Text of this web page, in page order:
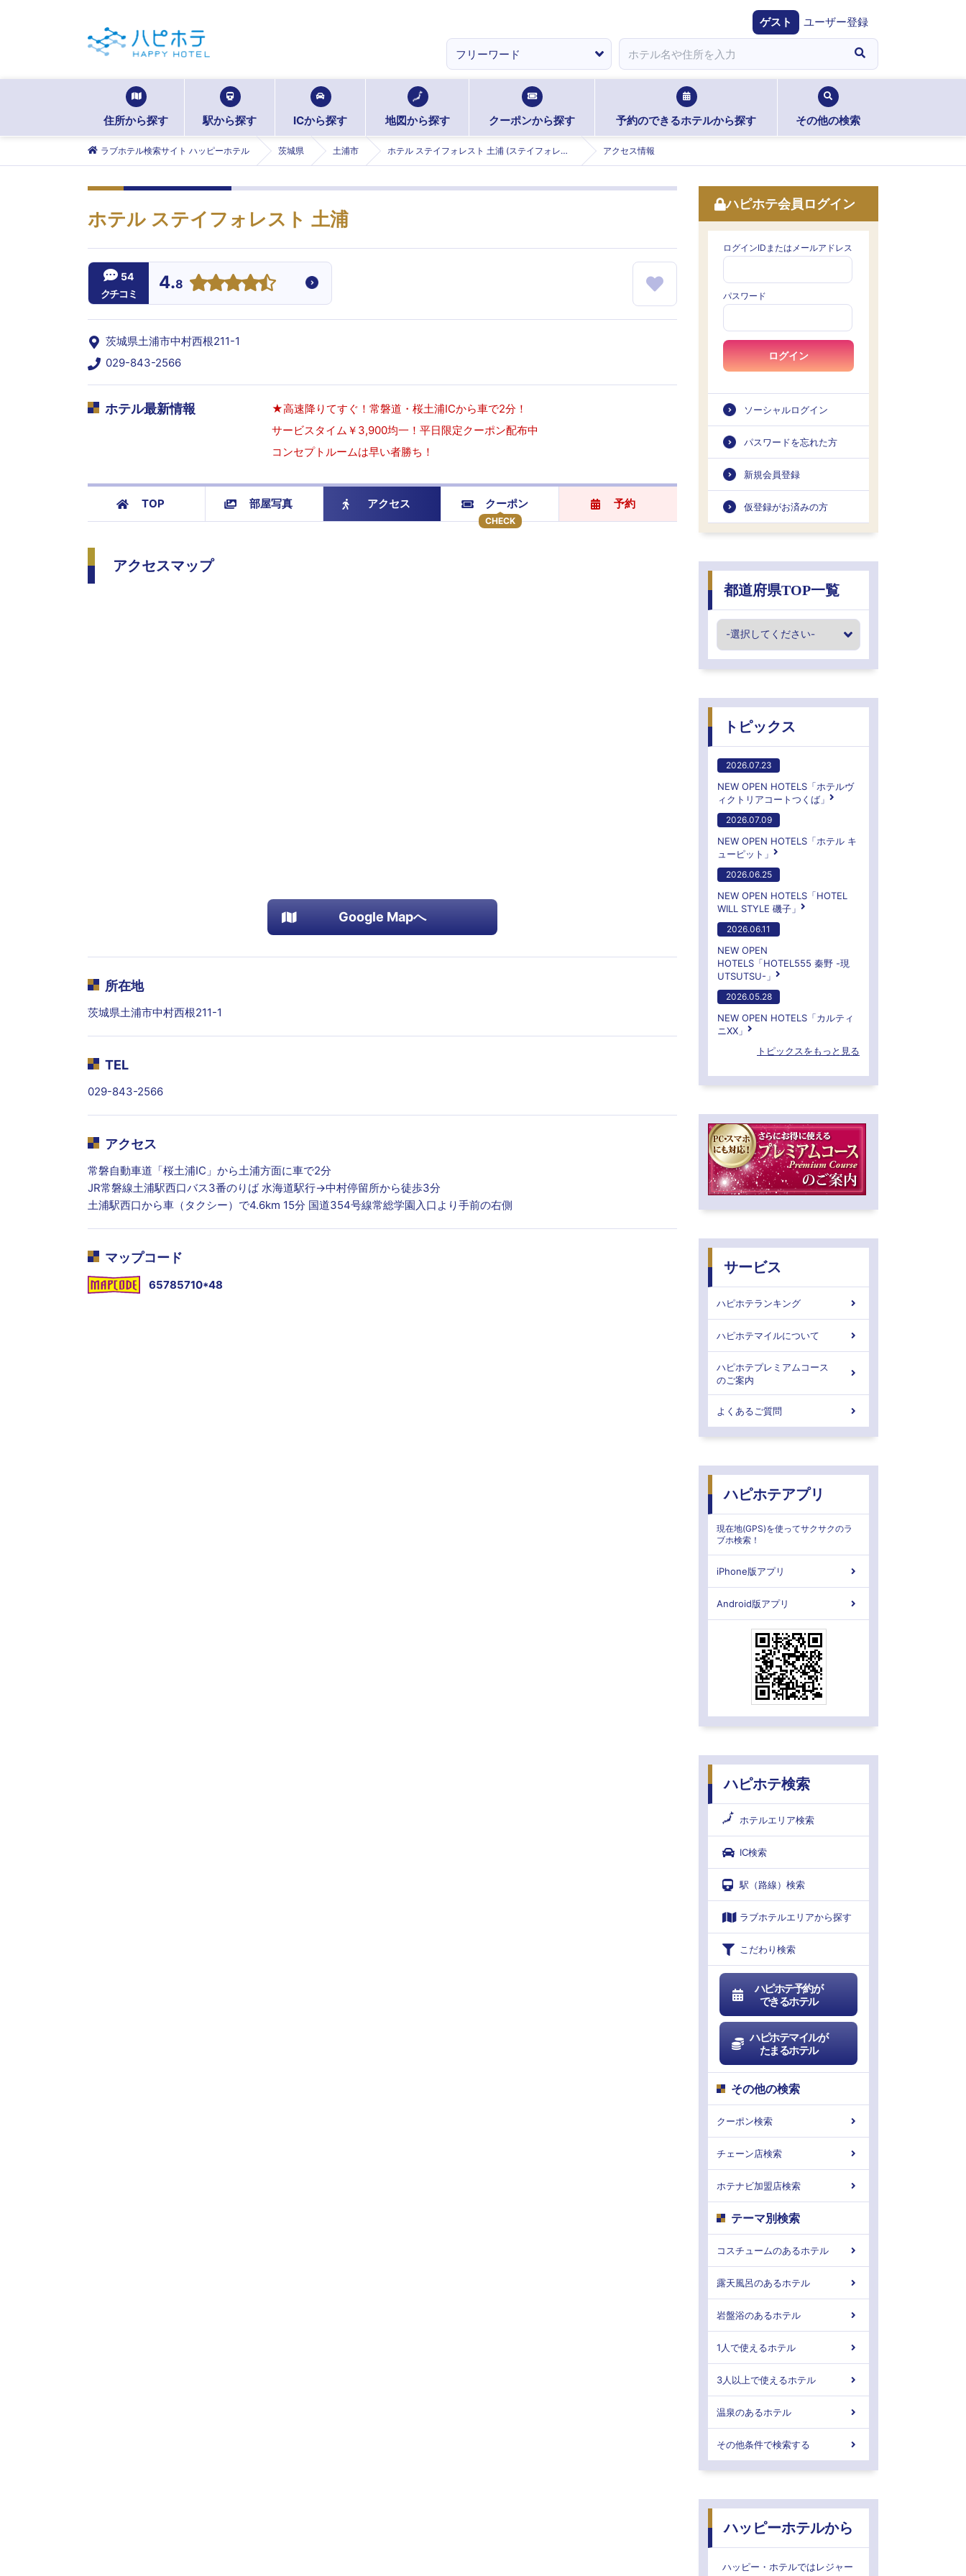
ゲスト ユーザー登録
住所から探す 駅から探す ICから探す 地図から探す クーポンから探す 予約のできるホテルから探す その他の検索
ラブホテル検索サイト ハッピーホテル 茨城県 土浦市 ホテル ステイフォレスト 土浦 (ステイフォレストツチウラ) アクセス情報
ホテル ステイフォレスト 土浦
54
クチコミ
4.8
茨城県土浦市中村西根211-1
029-843-2566
ホテル最新情報
★高速降りてすぐ！常磐道・桜土浦ICから車で2分！
サービスタイム￥3,900均一！平日限定クーポン配布中
コンセプトルームは早い者勝ち！
TOP 部屋写真 アクセス
CHECK
クーポン 予約
アクセスマップ
Google Mapへ
所在地
茨城県土浦市中村西根211-1
TEL
029-843-2566
アクセス
常磐自動車道「桜土浦IC」から土浦方面に車で2分
JR常磐線土浦駅西口バス3番のりば 水海道駅行→中村停留所から徒歩3分
土浦駅西口から車（タクシー）で4.6km 15分 国道354号線常総学園入口より手前の右側
マップコード
65785710*48
ハピホテ会員ログイン
ログインIDまたはメールアドレス
パスワード
ログイン
ソーシャルログイン
パスワードを忘れた方
新規会員登録
仮登録がお済みの方
都道府県TOP一覧
トピックス
2026.07.23
NEW OPEN HOTELS「ホテルヴ
ィクトリアコートつくば」
2026.07.09
NEW OPEN HOTELS「ホテル キ
ューピット」
2026.06.25
NEW OPEN HOTELS「HOTEL
WILL STYLE 磯子」
2026.06.11
NEW OPEN
HOTELS「HOTEL555 秦野 -現
UTSUTSU-」
2026.05.28
NEW OPEN HOTELS「カルティ
ニXX」
トピックスをもっと見る
サービス
ハピホテランキング
ハピホテマイルについて
ハピホテプレミアムコース
のご案内
よくあるご質問
ハピホテアプリ
現在地(GPS)を使ってサクサクのラ
ブホ検索！
iPhone版アプリ
Android版アプリ
ハピホテ検索
ホテルエリア検索
IC検索
駅（路線）検索
ラブホテルエリアから探す
こだわり検索
ハピホテ予約が
できるホテル
ハピホテマイルが
たまるホテル
その他の検索
クーポン検索
チェーン店検索
ホテナビ加盟店検索
テーマ別検索
コスチュームのあるホテル
露天風呂のあるホテル
岩盤浴のあるホテル
1人で使えるホテル
3人以上で使えるホテル
温泉のあるホテル
その他条件で検索する
ハッピーホテルから
ハッピー・ホテルではレジャー